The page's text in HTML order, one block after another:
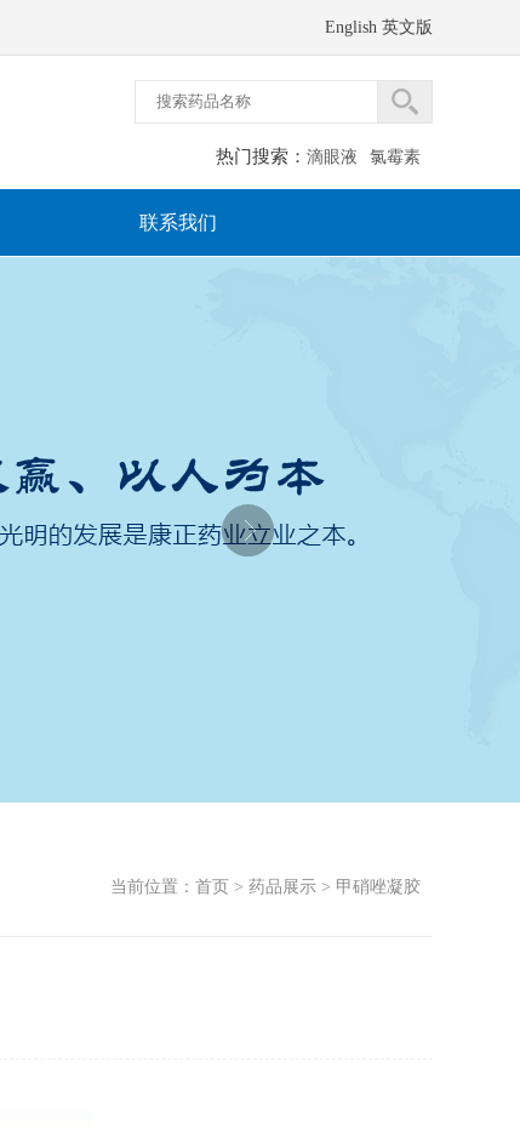
English 英文版
热门搜索： 滴眼液 氯霉素
联系我们
当前位置： 首页 > 药品展示 > 甲硝唑凝胶